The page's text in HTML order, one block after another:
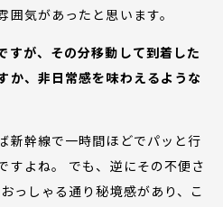
気があったと思います。
すが、その分移動して到着した
か、非日常感を味わえるような
新幹線で一時間ほどでパッと行
すよね。 でも、逆にその不便さ
っしゃる通り秘境感があり、こ